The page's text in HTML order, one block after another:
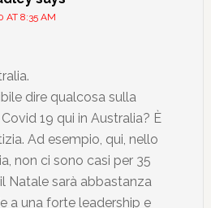
AT 8:35 AM
dire qualcosa sulla
19 qui in Australia? È
Ad esempio, qui, nello
non ci sono casi per 35
Natale sarà abbastanza
a una forte leadership e